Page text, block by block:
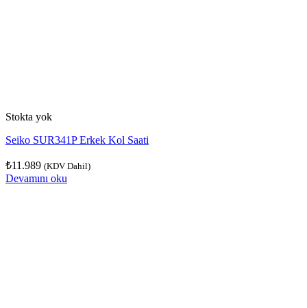
Stokta yok
Seiko SUR341P Erkek Kol Saati
₺11.989 (KDV Dahil)
Devamını oku